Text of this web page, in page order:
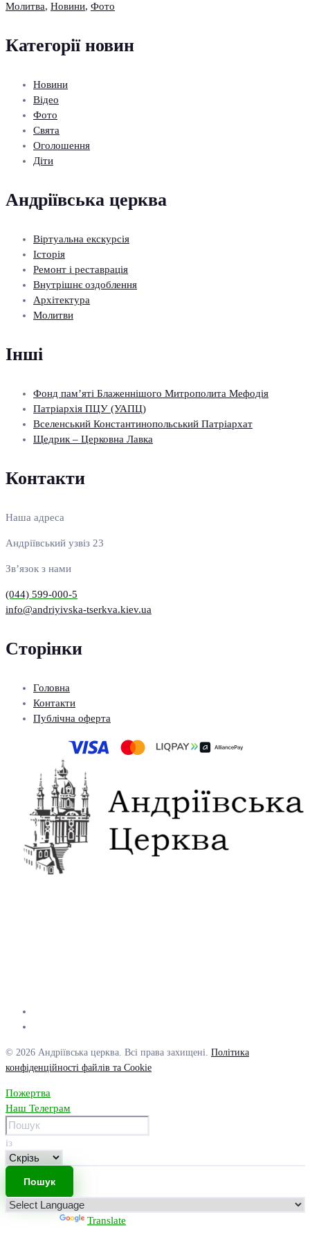
Молитва, Новини, Фото
Категорії новин
Новини
Відео
Фото
Свята
Оголошення
Діти
Андріївська церква
Віртуальна екскурсія
Історія
Ремонт і реставрація
Внутрішнє оздоблення
Архітектура
Молитви
Інші
Фонд пам’яті Блаженнішого Митрополита Мефодія
Патріархія ПЦУ (УАПЦ)
Вселенський Константинопольський Патріархат
Щедрик – Церковна Лавка
Контакти
Наша адреса
Андріївський узвіз 23
Зв’язок з нами
(044) 599-000-5
info@andriyivska-tserkva.kiev.ua
Сторінки
Головна
Контакти
Публічна оферта
© 2026 Андріївська церква. Всі права захищені. Політика
конфіденційності файлів та Cookie
Пожертва
Наш Телеграм
із
Translate